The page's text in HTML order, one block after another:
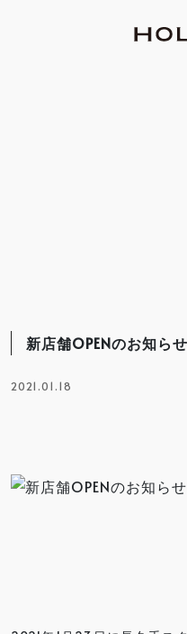
新店舗OPENのお知らせ
2021.01.18